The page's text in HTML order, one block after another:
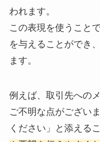
われます。
この表現を使うこと
を与えることができ
ます。
例えば、取引先への
ご不明な点がござい
ください」と添えるこ